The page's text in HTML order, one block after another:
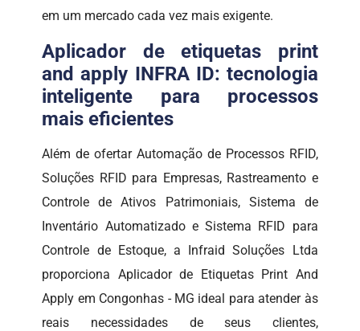
em um mercado cada vez mais exigente.
Aplicador de etiquetas print
and apply INFRA ID: tecnologia
inteligente para processos
mais eficientes
Além de ofertar Automação de Processos RFID,
Soluções RFID para Empresas, Rastreamento e
Controle de Ativos Patrimoniais, Sistema de
Inventário Automatizado e Sistema RFID para
Controle de Estoque, a Infraid Soluções Ltda
proporciona Aplicador de Etiquetas Print And
Apply em Congonhas - MG ideal para atender às
reais necessidades de seus clientes,